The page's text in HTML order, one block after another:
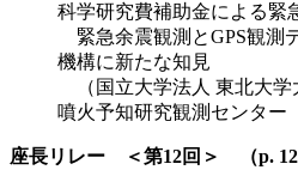
科学研究費補助金による緊
緊急余震観測とGPS観測
機構に新たな知見
（国立大学法人 東北大
噴火予知研究観測センター
座長リレー ＜第12回＞ （p. 12